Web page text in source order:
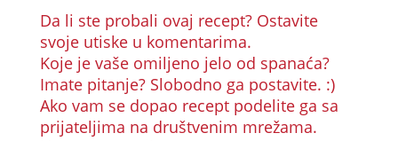
Da li ste probali ovaj recept? Ostavite
svoje utiske u komentarima.
Koje je vaše omiljeno jelo od spanaća?
Imate pitanje? Slobodno ga postavite. :)
Ako vam se dopao recept podelite ga sa
prijateljima na društvenim mrežama.